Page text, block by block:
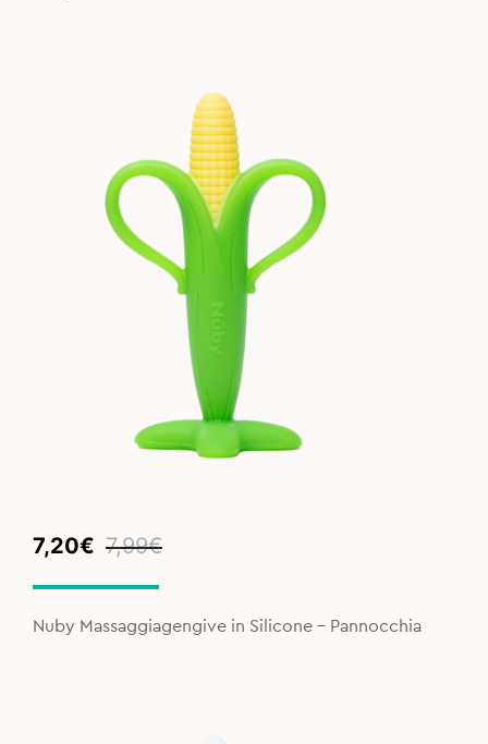
7,99€
Original
was:
7,99€.
7,20€
Current
is:
7,20€.
Nuby Massaggiagengive in Silicone - Pannocchia